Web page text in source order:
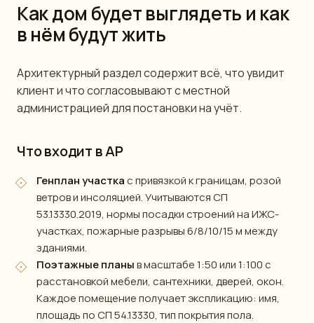
Как дом будет выглядеть и как
в нём будут жить
Архитектурный раздел содержит всё, что увидит
клиент и что согласовывают с местной
администрацией для постановки на учёт.
Что входит в АР
Генплан участкас привязкой к границам, розой
ветров и инсоляцией. Учитываются СП
53.13330.2019, нормы посадки строений на ИЖС-
участках, пожарные разрывы 6/8/10/15 м между
зданиями.
Поэтажные планыв масштабе 1:50 или 1:100 с
расстановкой мебели, сантехники, дверей, окон.
Каждое помещение получает экспликацию: имя,
площадь по СП 54.13330, тип покрытия пола.